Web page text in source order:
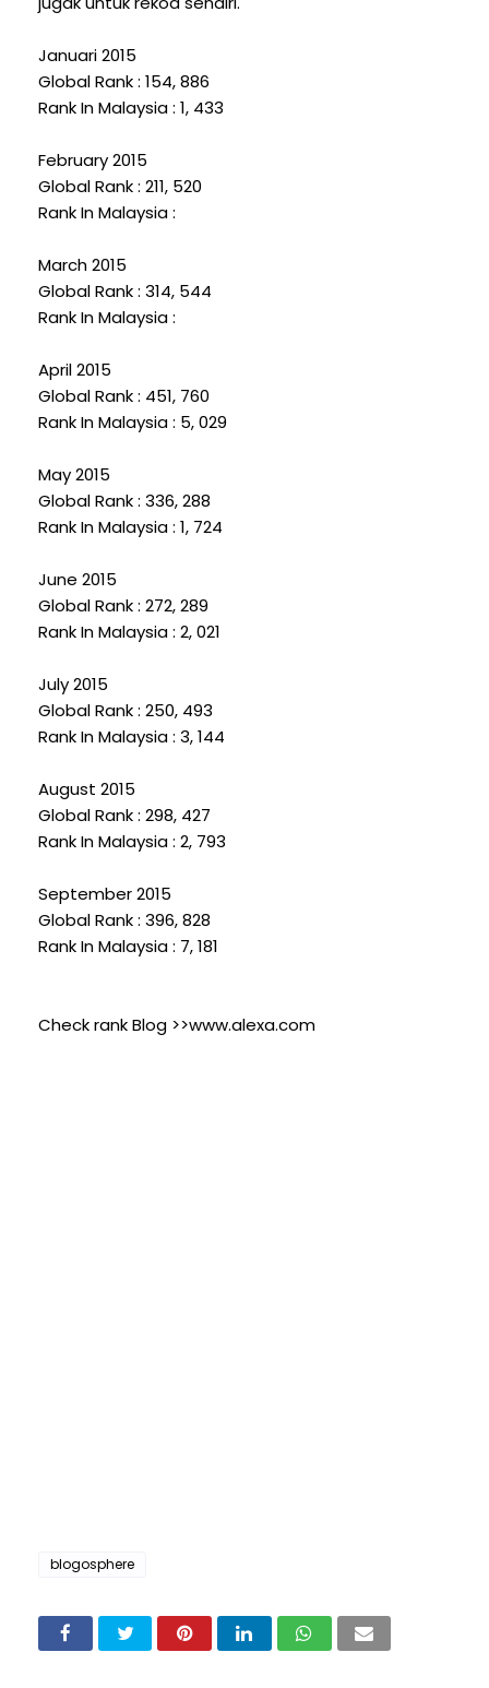
Januari 2015
Global Rank : 154, 886
Rank In Malaysia : 1, 433
February 2015
Global Rank : 211, 520
Rank In Malaysia :
March 2015
Global Rank : 314, 544
Rank In Malaysia :
April 2015
Global Rank : 451, 760
Rank In Malaysia : 5, 029
May 2015
Global Rank : 336, 288
Rank In Malaysia : 1, 724
June 2015
Global Rank : 272, 289
Rank In Malaysia : 2, 021
July 2015
Global Rank : 250, 493
Rank In Malaysia : 3, 144
August 2015
Global Rank : 298, 427
Rank In Malaysia : 2, 793
September 2015
Global Rank : 396, 828
Rank In Malaysia : 7, 181
Check rank Blog >>www.alexa.com
blogosphere